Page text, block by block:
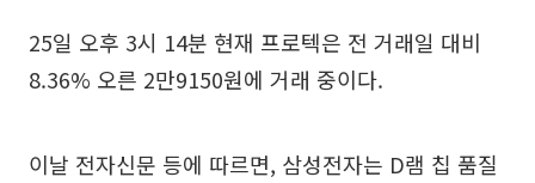
25일 오후 3시 14분 현재 프로텍은 전 거래일 대비
8.36% 오른 2만9150원에 거래 중이다.
이날 전자신문 등에 따르면, 삼성전자는 D램 칩 품질